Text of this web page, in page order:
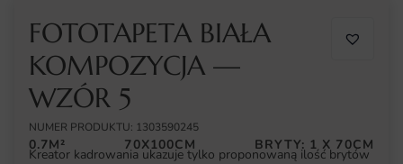
FOTOTAPETA BIAŁA
KOMPOZYCJA —
WZÓR 5
NUMER PRODUKTU: 1303590245
0.7M² 70X100CM BRYTY: 1 X 70CM
Kreator kadrowania ukazuje tylko proponowaną ilość brytów